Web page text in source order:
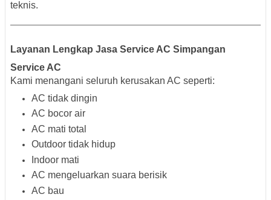
teknis.
Layanan Lengkap Jasa Service AC Simpangan
Service AC
Kami menangani seluruh kerusakan AC seperti:
AC tidak dingin
AC bocor air
AC mati total
Outdoor tidak hidup
Indoor mati
AC mengeluarkan suara berisik
AC bau